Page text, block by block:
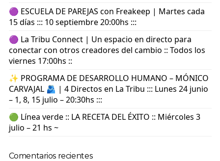
🟣 ESCUELA DE PAREJAS con Freakeep | Martes cada
15 días ::: 10 septiembre 20:00hs :::
🟣 La Tribu Connect | Un espacio en directo para
conectar con otros creadores del cambio :: Todos los
viernes 17:00hs ::
✨ PROGRAMA DE DESARROLLO HUMANO – MÓNICO
CARVAJAL 🫂 | 4 Directos en La Tribu ::: Lunes 24 junio
– 1, 8, 15 julio – 20:30hs :::
🟢 Línea verde :: LA RECETA DEL ÉXITO :: Miércoles 3
julio – 21 hs ~
Comentarios recientes